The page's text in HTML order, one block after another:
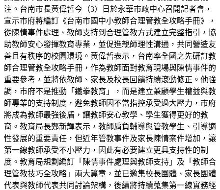
注。台南市長黃偉哲今（3）日於永華市政中心召開記者會，
宣示市府將編訂《台南市國中小教師合理管教全攻略手冊》，
從陳情事件處理、教師支持到合理管教方式建立完整指引，協
助教師安心發揮教育專業，並促進親師理性溝通，共同營造友
善且有秩序的校園環境。黃偉哲表示，台南率全國之先研訂教
師合理管教全攻略手冊，作為教師面對教育現場與陳情事件的
重要參考，並將依教師、家長及校長回饋持續滾動修正。他強
調，市府不是推動「鐵拳教育」，而是建立兼顧學生權益與教
師專業的支持制度，避免教師因不當指控承受過大壓力，市府
將成為教師最強後盾，讓教師安心教學、學生獲得更好的教
育。教育局長鄭新輝表示，教師肩負輔導與管教學生、引導適
性發展的重要責任，但近年管教事件及家長陳情案件增加，讓
第一線教師承受不小壓力，因此有必要建立更具支持性的制
度。教育局規劃編訂「陳情事件處理與教師支持」及「教師合
理管教技巧全攻略」兩大篇章，並已邀集校長團體、家長團體
代表與教師代表共同討論架構，後續將持續蒐集第一線實務經